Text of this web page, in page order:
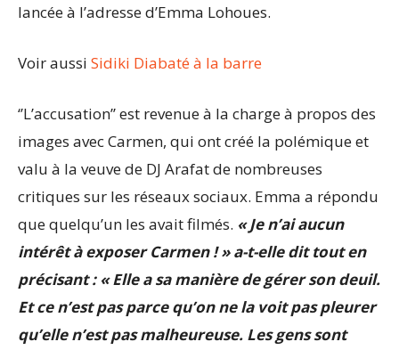
lancée à l’adresse d’Emma Lohoues.
Voir aussi Sidiki Diabaté à la barre
‘’L’accusation’’ est revenue à la charge à propos des
images avec Carmen, qui ont créé la polémique et
valu à la veuve de DJ Arafat de nombreuses
critiques sur les réseaux sociaux. Emma a répondu
que quelqu’un les avait filmés. « Je n’ai aucun
intérêt à exposer Carmen ! » a-t-elle dit tout en
précisant : « Elle a sa manière de gérer son deuil.
Et ce n’est pas parce qu’on ne la voit pas pleurer
qu’elle n’est pas malheureuse. Les gens sont